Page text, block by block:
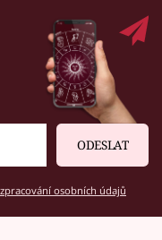
ODESLAT
osobních údajů